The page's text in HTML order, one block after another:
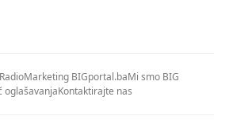
Marketing BIGportal.baMi smo BIG
oglašavanjaKontaktirajte nas